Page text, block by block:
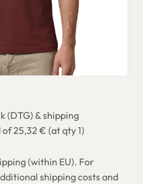
(DTG) & shipping
25,32 € (at qty 1)
(within EU). For
shipping costs and